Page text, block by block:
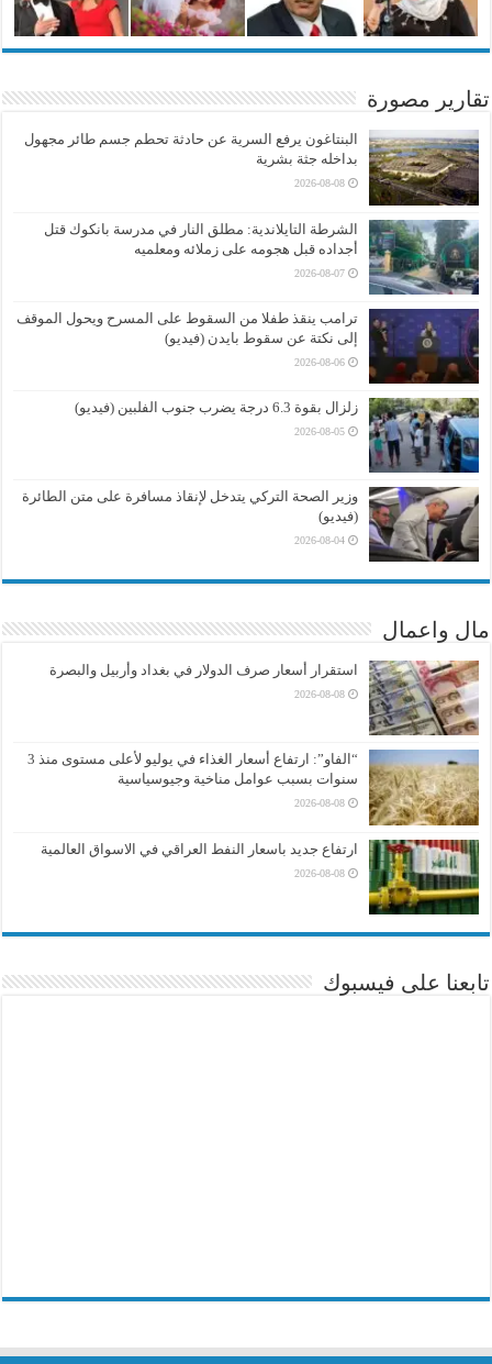
تقارير مصورة
البنتاغون يرفع السرية عن حادثة تحطم جسم طائر مجهول
بداخله جثة بشرية
2026-08-08
الشرطة التايلاندية: مطلق النار في مدرسة بانكوك قتل
أجداده قبل هجومه على زملائه ومعلميه
2026-08-07
ترامب ينقذ طفلا من السقوط على المسرح ويحول الموقف
إلى نكتة عن سقوط بايدن (فيديو)
2026-08-06
زلزال بقوة 6.3 درجة يضرب جنوب الفلبين (فيديو)
2026-08-05
وزير الصحة التركي يتدخل لإنقاذ مسافرة على متن الطائرة
(فيديو)
2026-08-04
مال واعمال
استقرار أسعار صرف الدولار في بغداد وأربيل والبصرة
2026-08-08
“الفاو”: ارتفاع أسعار الغذاء في يوليو لأعلى مستوى منذ 3
سنوات بسبب عوامل مناخية وجيوسياسية
2026-08-08
ارتفاع جديد باسعار النفط العراقي في الاسواق العالمية
2026-08-08
تابعنا على فيسبوك